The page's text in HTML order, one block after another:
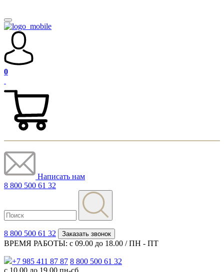
0
Написать нам
8 800 500 61 32
8 800 500 61 32 Заказать звонок
ВРЕМЯ РАБОТЫ: с 09.00 до 18.00 / ПН - ПТ
+7 985 411 87 87 8 800 500 61 32
с 10.00 до 19.00 пн-сб